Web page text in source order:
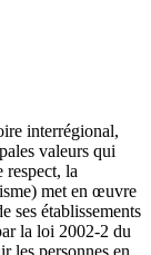
interrégional,
valeurs qui
respect, la
met en œuvre
ses établissements
la loi 2002-2 du